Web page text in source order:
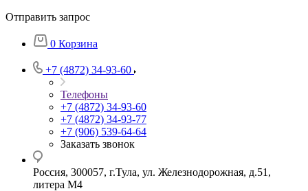
Отправить запрос
0 Корзина
+7 (4872) 34-93-60
Телефоны
+7 (4872) 34-93-60
+7 (4872) 34-93-77
+7 (906) 539-64-64
Заказать звонок
Россия, 300057, г.Тула, ул. Железнодорожная, д.51,
литера М4